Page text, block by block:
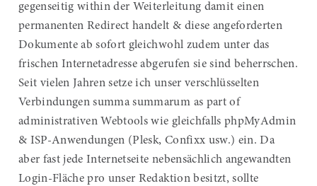
gegenseitig within der Weiterleitung damit einen
permanenten Redirect handelt & diese angeforderten
Dokumente ab sofort gleichwohl zudem unter das
frischen Internetadresse abgerufen sie sind beherrschen.
Seit vielen Jahren setze ich unser verschlüsselten
Verbindungen summa summarum as part of
administrativen Webtools wie gleichfalls phpMyAdmin
& ISP-Anwendungen (Plesk, Confixx usw.) ein. Da
aber fast jede Internetseite nebensächlich angewandten
Login-Fläche pro unser Redaktion besitzt, sollte